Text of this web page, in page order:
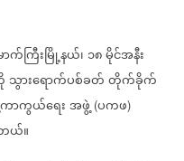
က်ကြီးမြို့နယ်၊ ၁၈မိုင်အနီး
သွားရောက်ပစ်ခတ်တိုက်ခိုက်
ာကွယ်ရေးအဖွဲ့ (ပကဖ)
ယ်။